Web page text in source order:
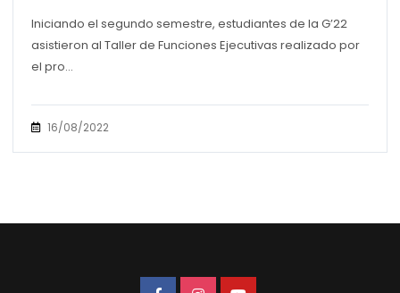
Iniciando el segundo semestre, estudiantes de la G’22
asistieron al Taller de Funciones Ejecutivas realizado por
el pro...
16/08/2022